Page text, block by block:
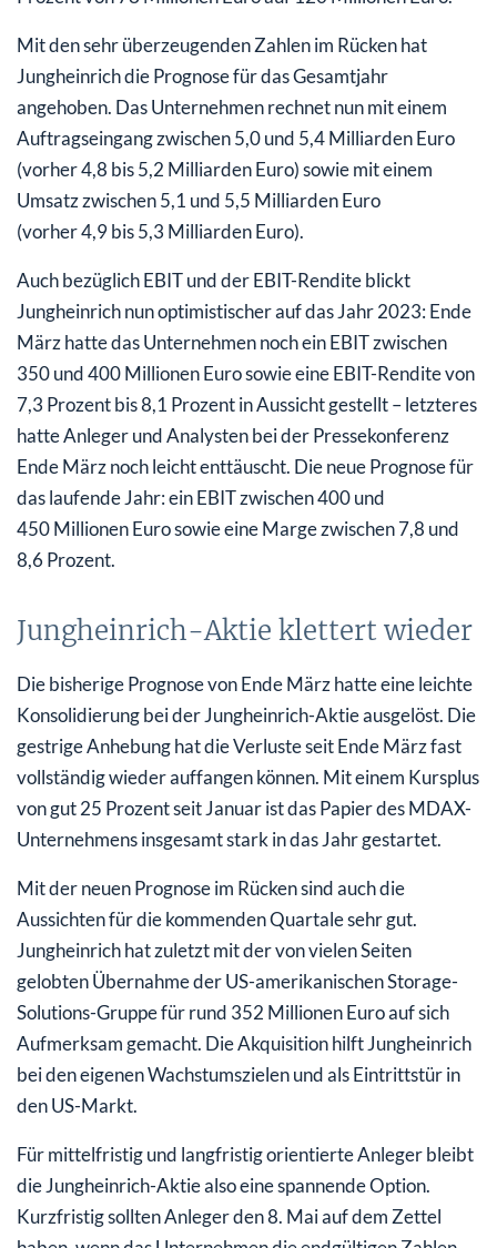
Mit den sehr überzeugenden Zahlen im Rücken hat
Jungheinrich die Prognose für das Gesamtjahr
angehoben. Das Unternehmen rechnet nun mit einem
Auftragseingang zwischen 5,0 und 5,4 Milliarden Euro
(vorher 4,8 bis 5,2 Milliarden Euro) sowie mit einem
Umsatz zwischen 5,1 und 5,5 Milliarden Euro
(vorher 4,9 bis 5,3 Milliarden Euro).
Auch bezüglich EBIT und der EBIT-Rendite blickt
Jungheinrich nun optimistischer auf das Jahr 2023: Ende
März hatte das Unternehmen noch ein EBIT zwischen
350 und 400 Millionen Euro sowie eine EBIT-Rendite von
7,3 Prozent bis 8,1 Prozent in Aussicht gestellt – letzteres
hatte Anleger und Analysten bei der Pressekonferenz
Ende März noch leicht enttäuscht. Die neue Prognose für
das laufende Jahr: ein EBIT zwischen 400 und
450 Millionen Euro sowie eine Marge zwischen 7,8 und
8,6 Prozent.
Jungheinrich-Aktie klettert wieder
Die bisherige Prognose von Ende März hatte eine leichte
Konsolidierung bei der Jungheinrich-Aktie ausgelöst. Die
gestrige Anhebung hat die Verluste seit Ende März fast
vollständig wieder auffangen können. Mit einem Kursplus
von gut 25 Prozent seit Januar ist das Papier des MDAX-
Unternehmens insgesamt stark in das Jahr gestartet.
Mit der neuen Prognose im Rücken sind auch die
Aussichten für die kommenden Quartale sehr gut.
Jungheinrich hat zuletzt mit der von vielen Seiten
gelobten Übernahme der US-amerikanischen Storage-
Solutions-Gruppe für rund 352 Millionen Euro auf sich
Aufmerksam gemacht. Die Akquisition hilft Jungheinrich
bei den eigenen Wachstumszielen und als Eintrittstür in
den US-Markt.
Für mittelfristig und langfristig orientierte Anleger bleibt
die Jungheinrich-Aktie also eine spannende Option.
Kurzfristig sollten Anleger den 8. Mai auf dem Zettel